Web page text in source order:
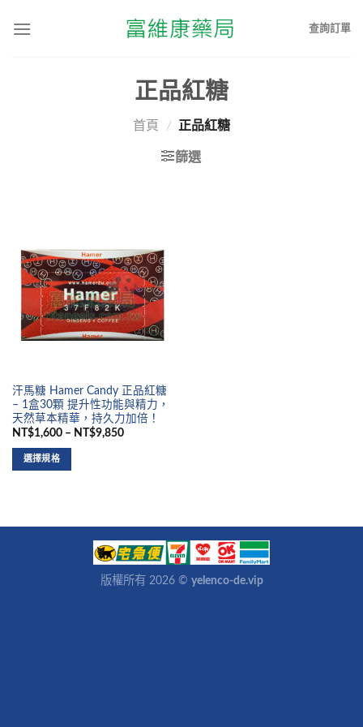
查詢訂單
正品紅糖
首頁 / 正品紅糖
篩選
汗馬糖 Hamer Candy 正品紅糖
– 1盒30顆 提升性功能與精力，
天然草本精華，持久力加倍！
NT$1,600 – NT$9,850
選擇規格
版權所有 2026 © yelenco-de.vip